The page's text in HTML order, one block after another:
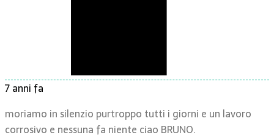
7 anni fa
moriamo in silenzio purtroppo tutti i giorni e un lavoro
corrosivo e nessuna fa niente ciao BRUNO.